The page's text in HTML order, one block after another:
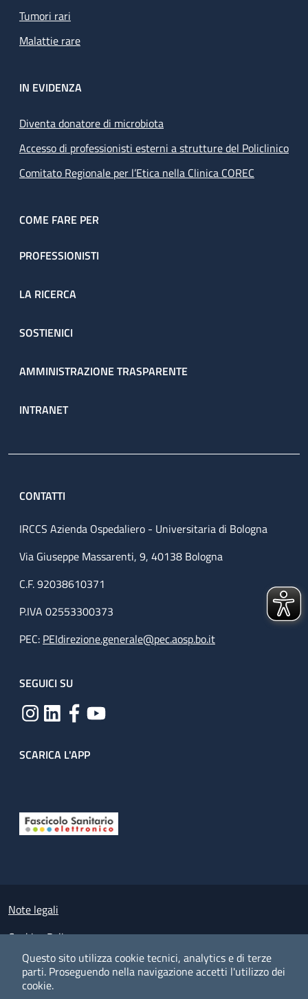
Questo sito utilizza cookie tecnici, analytics e di terze
parti. Proseguendo nella navigazione accetti l'utilizzo dei
cookie.
Tumori rari
Malattie rare
IN EVIDENZA
Diventa donatore di microbiota
Accesso di professionisti esterni a strutture del Policlinico
Comitato Regionale per l’Etica nella Clinica COREC
COME FARE PER
PROFESSIONISTI
LA RICERCA
SOSTIENICI
AMMINISTRAZIONE TRASPARENTE
INTRANET
CONTATTI
IRCCS Azienda Ospedaliero - Universitaria di Bologna
Via Giuseppe Massarenti, 9, 40138 Bologna
C.F. 92038610371
P.IVA 02553300373
PEC: PEIdirezione.generale@pec.aosp.bo.it
SEGUICI SU
SCARICA L'APP
Small prints
Note legali
Cookies Policy
Policy privacy e protezione del dato personale
Albo pretorio on-line